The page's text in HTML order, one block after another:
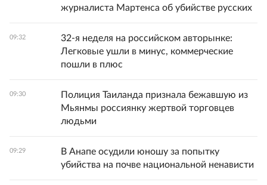
журналиста Мартенса об убийстве русских
09:32
32-я неделя на российском авторынке:
Легковые ушли в минус, коммерческие
пошли в плюс
09:30
Полиция Таиланда признала бежавшую из
Мьянмы россиянку жертвой торговцев
людьми
09:29
В Анапе осудили юношу за попытку
убийства на почве национальной ненависти